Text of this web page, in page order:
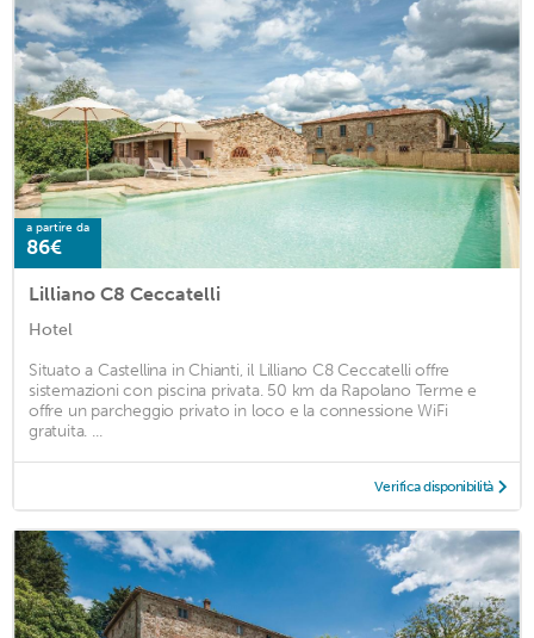
a partire da
86€
Lilliano C8 Ceccatelli
Hotel
Situato a Castellina in Chianti, il Lilliano C8 Ceccatelli offre
sistemazioni con piscina privata. 50 km da Rapolano Terme e
offre un parcheggio privato in loco e la connessione WiFi
gratuita. ...
Verifica disponibilità